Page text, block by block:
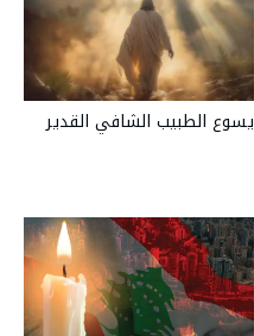
يسوع الطبيب الشافي القدير